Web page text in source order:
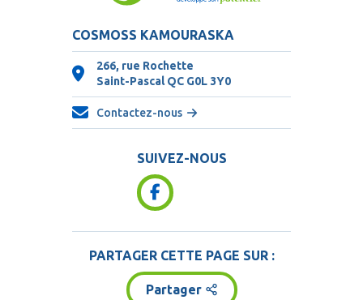
COSMOSS KAMOURASKA
266, rue Rochette
Saint-Pascal QC G0L 3Y0
Contactez-nous
SUIVEZ-NOUS
PARTAGER CETTE PAGE SUR :
Partager